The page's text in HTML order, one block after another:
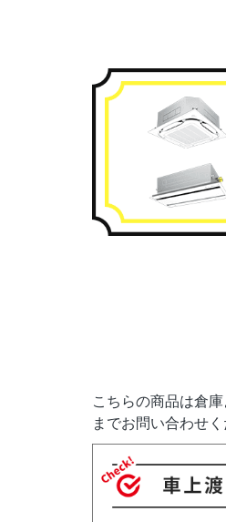
こちらの商品は倉
までお問い合わせ